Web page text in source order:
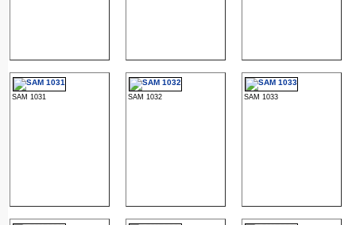
SAM 1031 SAM 1032 SAM 1033